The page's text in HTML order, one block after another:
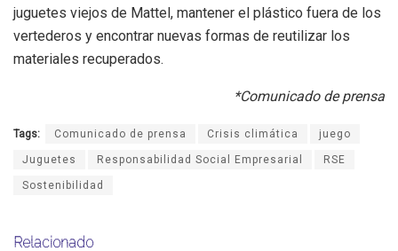
juguetes viejos de Mattel, mantener el plástico fuera de los
vertederos y encontrar nuevas formas de reutilizar los
materiales recuperados.
*Comunicado de prensa
Tags: Comunicado de prensa Crisis climática juego
Juguetes Responsabilidad Social Empresarial RSE
Sostenibilidad
Relacionado